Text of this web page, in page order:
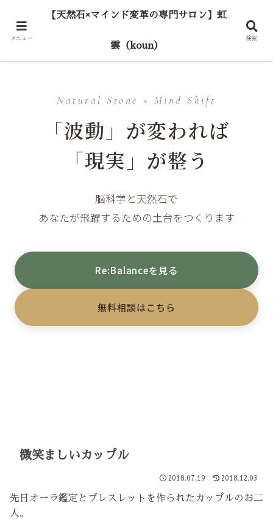
Natural Stone × Mind Shift
「波動」が変われば
「現実」が整う
脳科学と天然石で
あなたが飛躍するための土台をつくります
Re:Balanceを見る
無料相談はこちら
微笑ましいカップル
2018.07.19 2018.12.03
先日オーラ鑑定とブレスレットを作られたカップルのお二
人。
メニュー
【天然石×マインド変革の専門サロン】虹
雲（koun）
検索